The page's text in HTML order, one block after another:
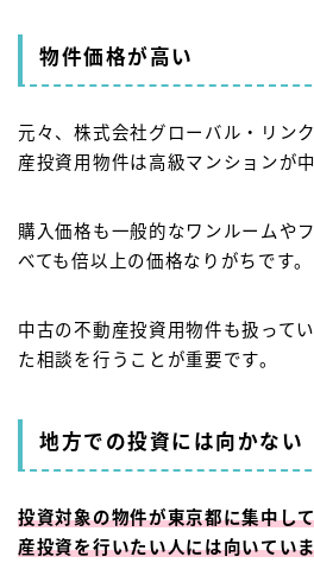
物件価格が高い
元々、株式会社グローバル・リン
産投資用物件は高級マンションが中
購入価格も一般的なワンルームや
べても倍以上の価格なりがちです。
中古の不動産投資用物件も扱って
た相談を行うことが重要です。
地方での投資には向かない
投資対象の物件が東京都に集中し
産投資を行いたい人には向いてい